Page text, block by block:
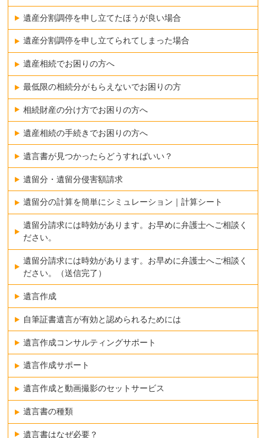
遺産分割調停を申し立てたほうが良い場合
遺産分割調停を申し立てられてしまった場合
遺産相続でお困りの方へ
最低限の相続分がもらえないでお困りの方
相続財産の分け方でお困りの方へ
遺産相続の手続きでお困りの方へ
遺言書が見つかったらどうすればいい？
遺留分・遺留分侵害額請求
遺留分の計算を簡単にシミュレーション｜計算シート
遺留分請求には時効があります。お早めに弁護士へご相談く
ださい。
遺留分請求には時効があります。お早めに弁護士へご相談く
ださい。（送信完了）
遺言作成
自筆証書遺言が有効と認められるためには
遺言作成コンサルティングサポート
遺言作成サポート
遺言作成と動画撮影のセットサービス
遺言書の種類
遺言書はなぜ必要？